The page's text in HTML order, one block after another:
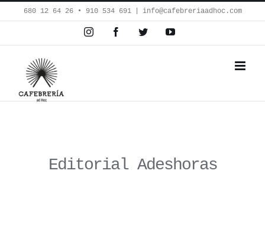
Saltar
al
contenido
680 12 64 26‬ • 910 534 691 info@cafebreriaadhoc.com
InstagramFacebookTwitterYouTube
Editorial Adeshoras